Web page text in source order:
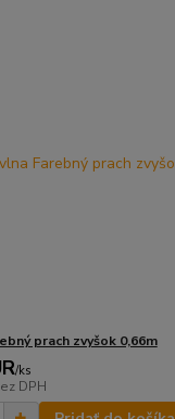
prach zvyšok 0,66m
/ks
DPH